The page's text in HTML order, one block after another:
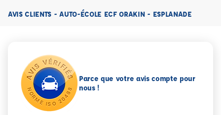
AVIS CLIENTS - AUTO-ÉCOLE ECF ORAKIN - ESPLANADE
Parce que votre avis compte pour
nous !